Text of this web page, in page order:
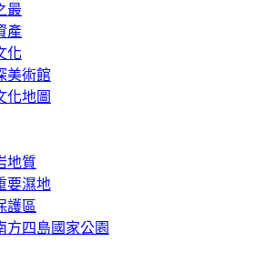
最
產
化
美術館
化地圖
地質
要濕地
護區
方四島國家公園